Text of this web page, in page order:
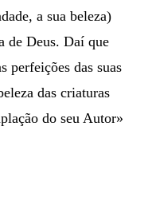
a sua beleza)
de Deus. Daí que
perfeições das suas
das criaturas
do seu Autor»